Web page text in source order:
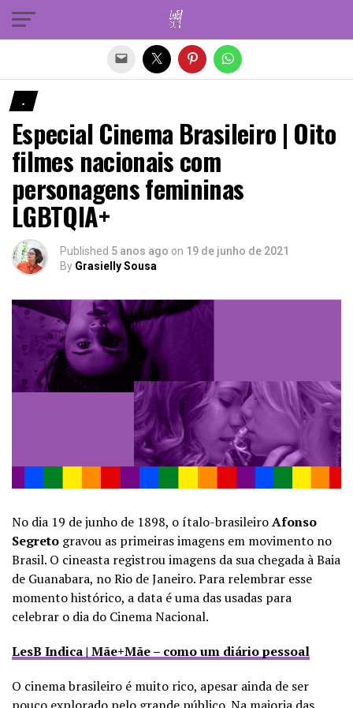
.
Especial Cinema Brasileiro | Oito
filmes nacionais com
personagens femininas
LGBTQIA+
Published 5 anos ago on 19 de junho de 2021
By Grasielly Sousa
No dia 19 de junho de 1898, o ítalo-brasileiroAfonso
Segreto gravou as primeiras imagens em movimento no
Brasil. O cineasta registrou imagens da sua chegada à Baia
de Guanabara, no Rio de Janeiro. Para relembrar esse
momento histórico, a data é uma das usadas para
celebrar o dia do Cinema Nacional.
LesB Indica | Mãe+Mãe – como um diário pessoal
O cinema brasileiro é muito rico, apesar ainda de ser
Sair da versão mobile